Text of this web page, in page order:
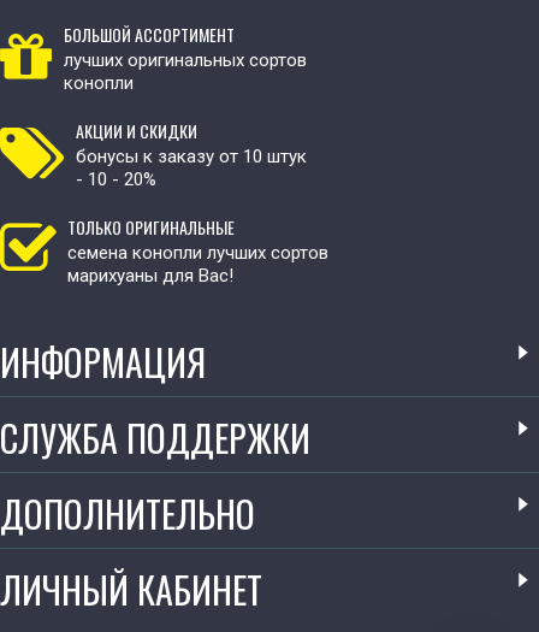
БОЛЬШОЙ АССОРТИМЕНТ
лучших оригинальных сортов
конопли
АКЦИИ И СКИДКИ
бонусы к заказу от 10 штук
- 10 - 20%
ТОЛЬКО ОРИГИНАЛЬНЫЕ
семена конопли лучших сортов
марихуаны для Вас!
ИНФОРМАЦИЯ
СЛУЖБА ПОДДЕРЖКИ
ДОПОЛНИТЕЛЬНО
ЛИЧНЫЙ КАБИНЕТ